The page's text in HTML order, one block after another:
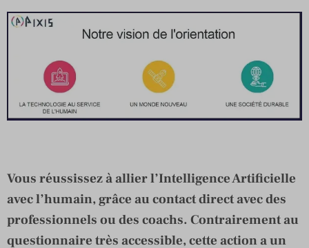
Vous réussissez à allier l’Intelligence Artificielle
avec l’humain, grâce au contact direct avec des
professionnels ou des coachs. Contrairement au
questionnaire très accessible, cette action a un